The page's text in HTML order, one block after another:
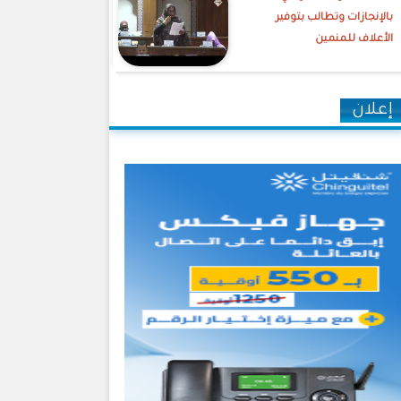
بالإنجازات وتطالب بتوفير
الأعلاف للمنمين
إعلان